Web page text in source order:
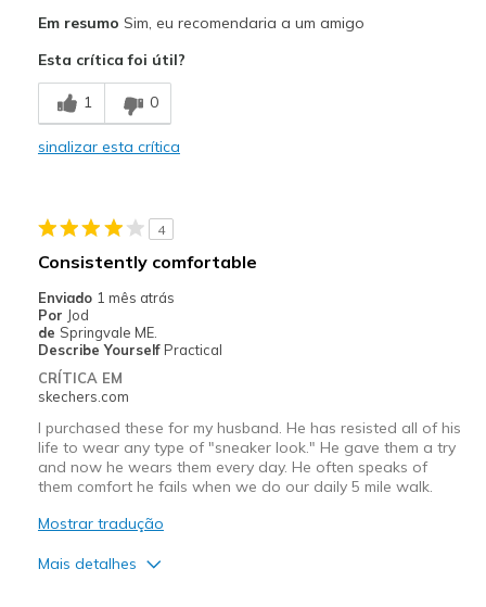
Melhores utilizações
Casual Wear
View On Shoes
Shoes are for Wearing
Em resumo Sim, eu recomendaria a um amigo
Esta crítica foi útil?
1 0
sinalizar esta crítica
4
Consistently comfortable
Enviado 1 mês atrás
Por Jod
de Springvale ME.
Describe Yourself Practical
CRÍTICA EM
skechers.com
I purchased these for my husband. He has resisted all of his
life to wear any type of "sneaker look." He gave them a try
and now he wears them every day. He often speaks of
them comfort he fails when we do our daily 5 mile walk.
Mostrar tradução
Mais detalhes